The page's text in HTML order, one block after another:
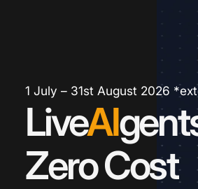
1 July – 31st August 2026
LiveAI
Zero Cost